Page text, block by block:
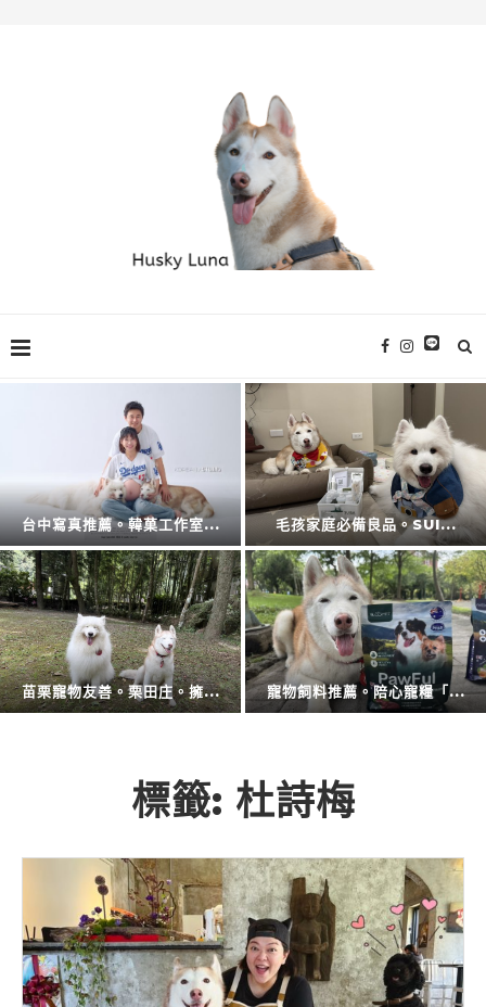
擴充大空間。CODE L... 防蚊液的第一品牌。叮寧也...
廚房神隊友登場。CAES... 衛浴還是讓專業的來。CA...
標籤: 杜詩梅